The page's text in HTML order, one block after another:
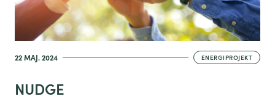
22 MAJ. 2024 ENERGIPROJEKT
NUDGE